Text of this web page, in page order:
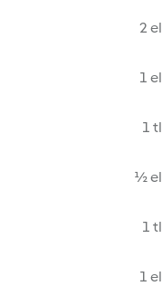
2 el
1 el
1 tl
½ el
1 tl
1 el